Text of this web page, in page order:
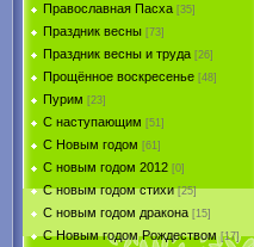
Православная Пасха [35]
Праздник весны [73]
Праздник весны и труда [26]
Прощённое воскресенье [48]
Пурим [23]
C наступающим [51]
С Новым годом [61]
С новым годом 2012 [0]
С новым годом стихи [25]
С новым годом дракона [15]
C Новым годом Рождеством [17]